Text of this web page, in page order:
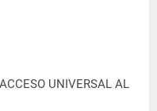
UNIVERSAL AL